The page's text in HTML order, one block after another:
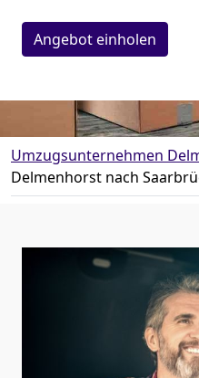
Angebot einholen
Umzugsunternehmen
Delmenhorst nach